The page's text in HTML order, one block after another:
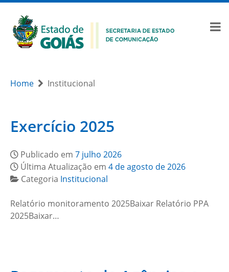
Home Institucional
Exercício 2025
Publicado em 7 julho 2026
Última Atualização em 4 de agosto de 2026
Categoria Institucional
Relatório monitoramento 2025Baixar Relatório PPA
2025Baixar…